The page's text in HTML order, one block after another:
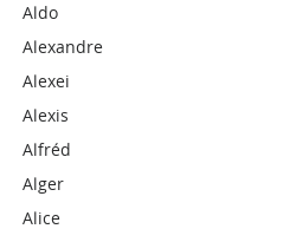
Aldo
Alexandre
Alexei
Alexis
Alfréd
Alger
Alice